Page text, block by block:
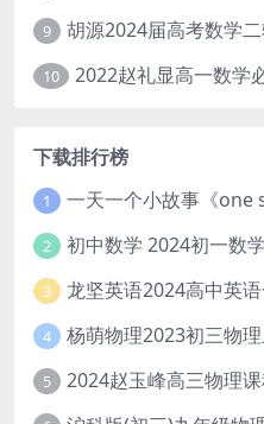
9
10
下载排行榜
1
2
3 龙坚英语2024高中英
4
5